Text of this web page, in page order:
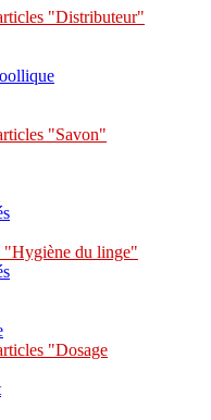
"Distributeur"
"Savon"
"Hygiène du linge"
"Dosage